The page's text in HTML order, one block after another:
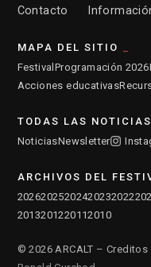
Contacto
MAPA DEL SITIO
Festival Programación 2026
Acciones educativas
TODAS LAS NOTICIAS
NoticiasNewsletter
ARCHIVOS DEL
20262025202420232022
2013201220112010
© 2026 ARCALT – Creditos